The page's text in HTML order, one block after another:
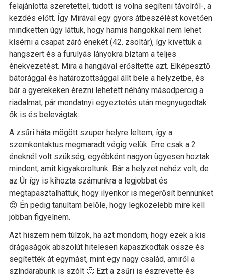
felajánlotta szeretettel, tudott is volna segíteni távolról-, a
kezdés előtt. Így Mirával egy gyors átbeszélést követően
mindketten úgy láttuk, hogy hamis hangokkal nem lehet
kísérni a csapat záró énekét (42. zsoltár), így kivettük a
hangszert és a furulyás lányokra bíztam a teljes
énekvezetést. Mira a hangjával erősítette azt. Elképesztő
bátorággal és határozottsággal állt bele a helyzetbe, és
bár a gyerekeken érezni lehetett néhány másodpercig a
riadalmat, pár mondatnyi egyeztetés után megnyugodtak
ők is és belevágtak.
A zsűri háta mögött szuper helyre leltem, így a
szemkontaktus megmaradt végig velük. Erre csak a 2
éneknél volt szükség, egyébként nagyon ügyesen hoztak
mindent, amit kigyakoroltunk. Bár a helyzet nehéz volt, de
az Úr így is kihozta számunkra a legjobbat és
megtapasztalhattuk, hogy ilyenkor is megerősít bennünket
😍 Én pedig tanultam belőle, hogy legközelebb mire kell
jobban figyelnem.
Azt hiszem nem túlzok, ha azt mondom, hogy ezek a kis
drágaságok abszolút hitelesen kapaszkodtak össze és
segítették át egymást, mint egy nagy család, amiről a
színdarabunk is szólt 🙂 Ezt a zsűri is észrevette és